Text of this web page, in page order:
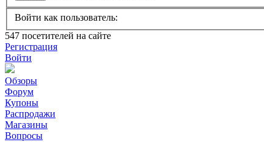
Войти как пользователь:
547 посетителей на сайте
Регистрация
Войти
Обзоры
Форум
Купоны
Распродажи
Магазины
Вопросы